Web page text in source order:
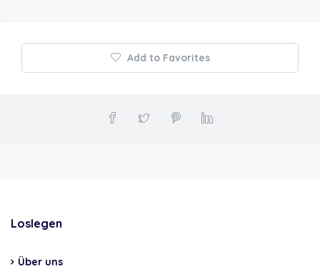
Add to Favorites
Loslegen
Über uns